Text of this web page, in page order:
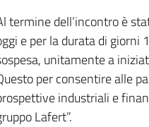
termine dell’incontro è
e per la durata di
unitamente a
per consentire alle
industriali e
Lafert”.